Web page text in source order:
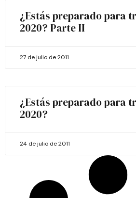
¿Estás preparado para
2020? Parte II
27 de julio de 2011
¿Estás preparado para
2020?
24 de julio de 2011